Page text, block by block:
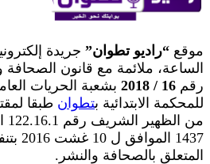
موقع “راديو تطوان” جريدة
الساعة، ملائمة مع قانون
رقم 16 / 2018
بشعبة الحريات
للمحكمة الابتدائية بتطوان
المتعلق بالصحافة والنشر.